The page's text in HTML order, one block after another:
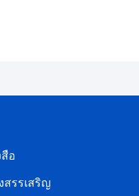
ำพูดเหล่านี้
านี้สอนใจอย่าง
ย์ จะเรียกว่าพระ
อ
สรรเสริญ